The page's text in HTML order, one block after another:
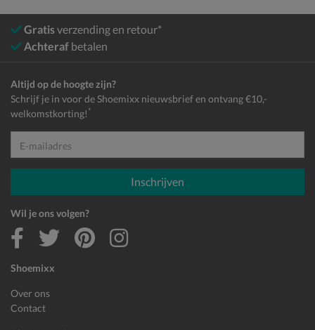
Gratisverzending en retour*
Achteraf betalen
Shoemixx
Over ons
Contact
Altijd op de hoogte zijn?
Schrijf je in voor de Shoemixx nieuwsbrief en ontvang €10,-
welkomstkorting! *
E-mailadres
Inschrijven
Wil je ons volgen?